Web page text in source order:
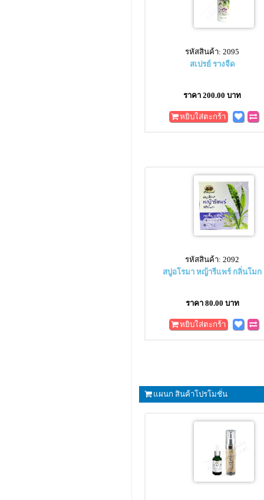
รหัสสินค้า: 2095
สเปรย์ รางจืด
ราคา 200.00 บาท
หยิบใส่ตะกร้า
รหัสสินค้า: 2092
สบู่อโรมา หญ้ารีแพร์ กลิ่นโมก
ราคา 80.00 บาท
หยิบใส่ตะกร้า
แผนก สินค้าโปรโมชั่น